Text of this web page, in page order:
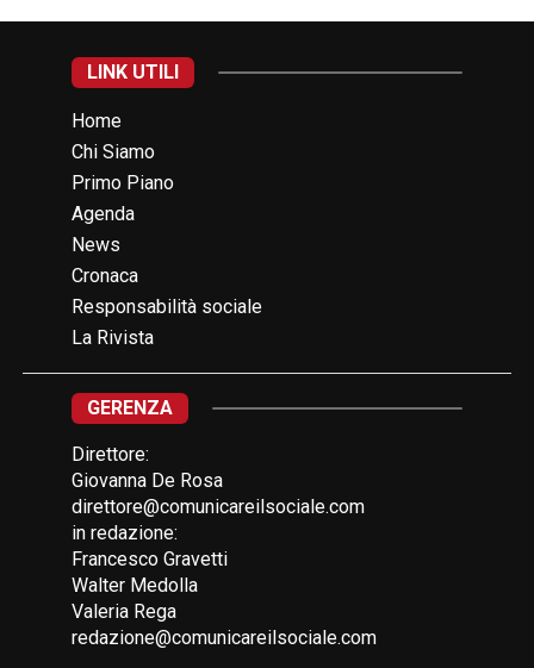
LINK UTILI
Home
Chi Siamo
Primo Piano
Agenda
News
Cronaca
Responsabilità sociale
La Rivista
GERENZA
Direttore:
Giovanna De Rosa
direttore@comunicareilsociale.com
in redazione:
Francesco Gravetti
Walter Medolla
Valeria Rega
redazione@comunicareilsociale.com